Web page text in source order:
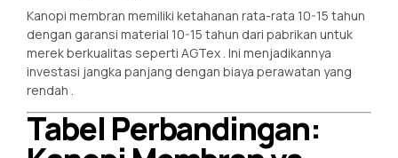
Kanopi membran memiliki ketahanan rata-rata 10-15 tahun
dengan garansi material 10-15 tahun dari pabrikan untuk
merek berkualitas seperti AGTex . Ini menjadikannya
investasi jangka panjang dengan biaya perawatan yang
rendah
Tabel Perbandingan: